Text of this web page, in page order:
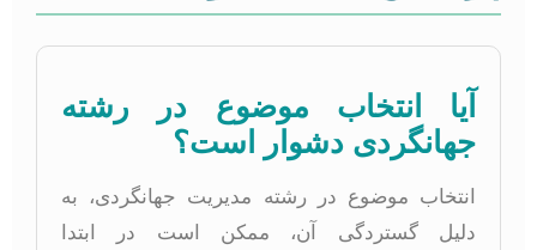
آیا انتخاب موضوع در رشته
جهانگردی دشوار است؟
انتخاب موضوع در رشته مدیریت جهانگردی، به
دلیل گستردگی آن، ممکن است در ابتدا